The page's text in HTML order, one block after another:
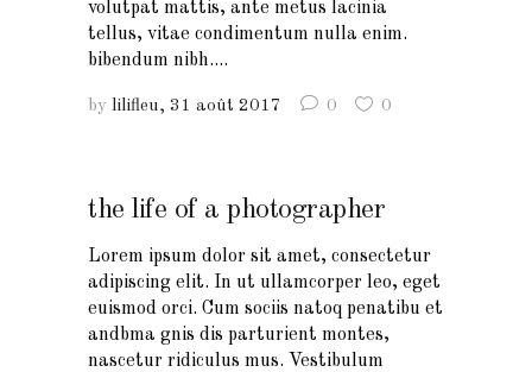
volutpat mattis, ante metus lacinia
tellus, vitae condimentum nulla enim.
bibendum nibh....
by lilifleu 31 août 2017 0 0
the life of a photographer
Lorem ipsum dolor sit amet, consectetur
adipiscing elit. In ut ullamcorper leo, eget
euismod orci. Cum sociis natoq penatibu et
andbma gnis dis parturient montes,
nascetur ridiculus mus. Vestibulum